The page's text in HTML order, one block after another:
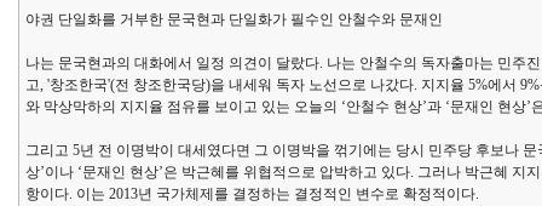
야권 단일화를 거부한 문국현과 단일화가 필수인 안철수와 문재인
나는 문국현과의 대화에서 일정 의견이 달랐다. 나는 안철수의 독자출마는 민주
고, '창조한국'(전 창조한국당)을 내세워 독자 노선으로 나갔다. 지지율 5%에서
와 막상막하의 지지율 점유를 보이고 있는 오늘의 ‘안철수 현상’과 ‘문재인 현상
그리고 5년 전 이명박이 대세였다면 그 이명박을 꺾기에는 당시 민주당 후보나
상’이나 ‘문재인 현상’은 박근혜를 위협적으로 압박하고 있다. 그러나 박근혜
항이다. 이는 2013년 국가체제를 결정하는 결정적인 변수로 확정적이다.